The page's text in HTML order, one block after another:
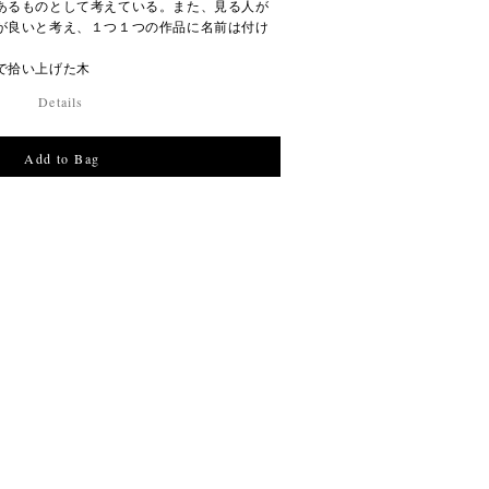
るものとして考えている。また、見る人が
良いと考え、１つ１つの作品に名前は付け
い上げた木
Details